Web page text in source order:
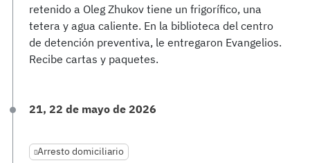
retenido a Oleg Zhukov tiene un frigorífico, una
tetera y agua caliente. En la biblioteca del centro
de detención preventiva, le entregaron Evangelios.
Recibe cartas y paquetes.
21, 22 de mayo de 2026
Arresto domiciliario